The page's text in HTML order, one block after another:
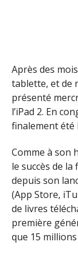
Après des
tablette, et de
présenté
l’iPad 2. En
finalement été
Comme à son
le succès de la
depuis son
(App Store,
de livres
première
que 15 millions